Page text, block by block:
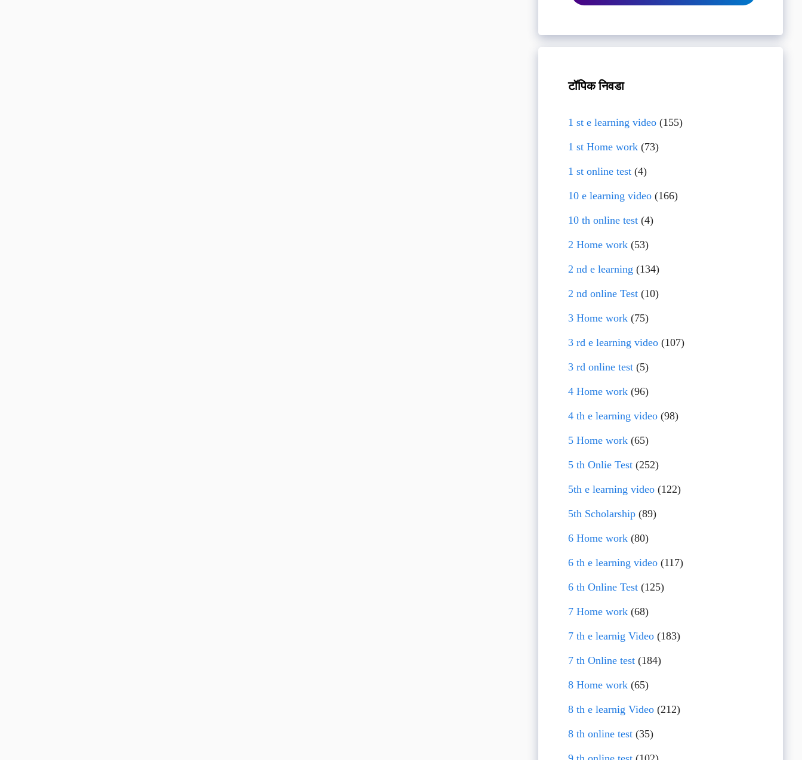
टॉपिक निवडा
1 st e learning video(155)
1 st Home work(73)
1 st online test(4)
10 e learning video(166)
10 th online test(4)
2 Home work(53)
2 nd e learning (134)
2 nd online Test(10)
3 Home work(75)
3 rd e learning video(107)
3 rd online test(5)
4 Home work(96)
4 th e learning video(98)
5 Home work(65)
5 th Onlie Test(252)
5th e learning video(122)
5th Scholarship(89)
6 Home work(80)
6 th e learning video(117)
6 th Online Test(125)
7 Home work(68)
7 th e learnig Video(183)
7 th Online test(184)
8 Home work(65)
8 th e learnig Video(212)
8 th online test(35)